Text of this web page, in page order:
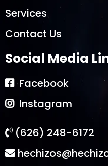
Services
Contact Us
Social Media
Facebook
Instagram
(626) 248-6172